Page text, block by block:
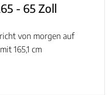
- 65 Zoll
von morgen auf
165,1 cm